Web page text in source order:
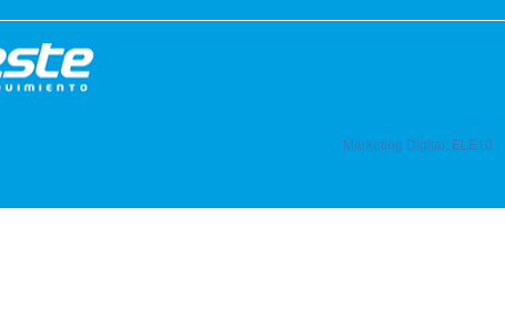
Marketing Digital: ELE10